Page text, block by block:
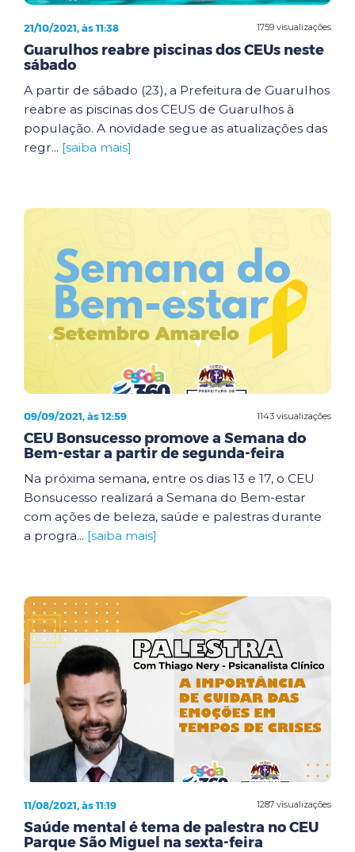
1759 visualizações
21/10/2021, às 11:38
Guarulhos reabre piscinas dos CEUs neste
sábado
A partir de sábado (23), a Prefeitura de Guarulhos
reabre as piscinas dos CEUS de Guarulhos à
população. A novidade segue as atualizações das
regr... [saiba mais]
1143 visualizações
09/09/2021, às 12:59
CEU Bonsucesso promove a Semana do
Bem-estar a partir de segunda-feira
Na próxima semana, entre os dias 13 e 17, o CEU
Bonsucesso realizará a Semana do Bem-estar
com ações de beleza, saúde e palestras durante
a progra... [saiba mais]
1287 visualizações
11/08/2021, às 11:19
Saúde mental é tema de palestra no CEU
Parque São Miguel na sexta-feira